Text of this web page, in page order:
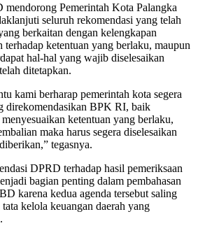
Pemerintah Kota Palangka
seluruh rekomendasi yang telah
berkaitan dengan kelengkapan
terhadap ketentuan yang berlaku, maupun
hal-hal yang wajib diselesaikan
ditetapkan.
kami berharap pemerintah kota segera
direkomendasikan BPK RI, baik
ketentuan yang berlaku,
maka harus segera diselesaikan
tegasnya.
DPRD terhadap hasil pemeriksaan
bagian penting dalam pembahasan
karena kedua agenda tersebut saling
kelola keuangan daerah yang